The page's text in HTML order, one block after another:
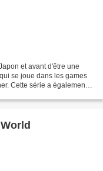
et avant d'être une
se joue dans les games
Cette série a également